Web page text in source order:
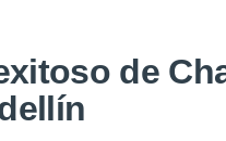
de